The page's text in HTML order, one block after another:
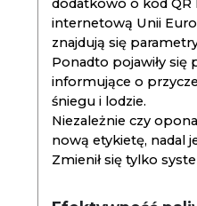
dodatkowo o kod QR
internetową Unii
znajdują się
Ponadto pojawiły się
informujące o
śniegu i lodzie.
Niezależnie czy
nową etykietę, nadal
Zmienił się tylko